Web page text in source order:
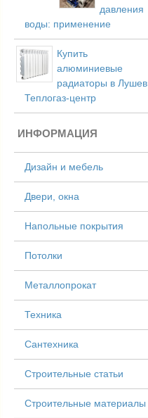
давления
воды: применение
Купить
алюминиевые
радиаторы в Лушев
Теплогаз-центр
ИНФОРМАЦИЯ
Дизайн и мебель
Двери, окна
Напольные покрытия
Потолки
Металлопрокат
Техника
Сантехника
Строительные статьи
Строительные материалы